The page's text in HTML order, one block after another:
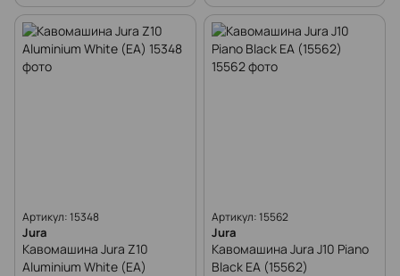
Артикул: 15348
Jura
Кавомашина Jura Z10
Aluminium White (EA)
Артикул: 15562
Jura
Кавомашина Jura J10 Piano
Black EA (15562)